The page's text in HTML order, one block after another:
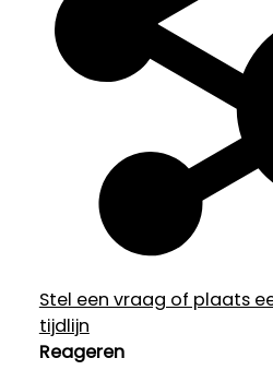
Stel een vraag of plaats
tijdlijn
Reageren